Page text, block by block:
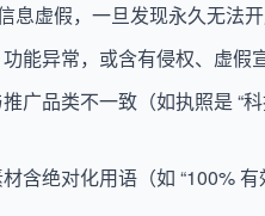
虚假，一旦发现永久无法开
能异常，或含有侵权、虚假
广品类不一致（如执照是 “
含绝对化用语（如 “100%